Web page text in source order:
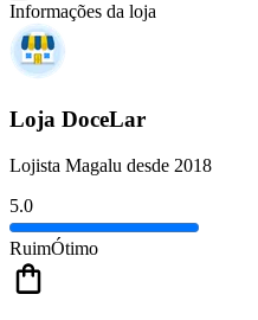
Informações da loja
Loja DoceLar
Lojista Magalu desde 2018
5.0
RuimÓtimo